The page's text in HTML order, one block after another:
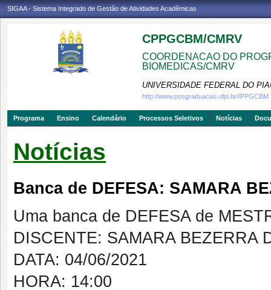
SIGAA - Sistema Integrado de Gestão de Atividades Acadêmicas
CPPGCBM/CMRV
COORDENACAO DO
BIOMEDICAS/CMRV
UNIVERSIDADE FEDERAL DO
http://www.posgraduacao.ufpi.br//PPGCBM
Programa Ensino Calendário Processos Seletivos Notícias
Notícias
Banca de DEFESA: SAMARA
Uma banca de DEFESA de
DISCENTE: SAMARA BEZERRA
DATA: 04/06/2021
HORA: 14:00